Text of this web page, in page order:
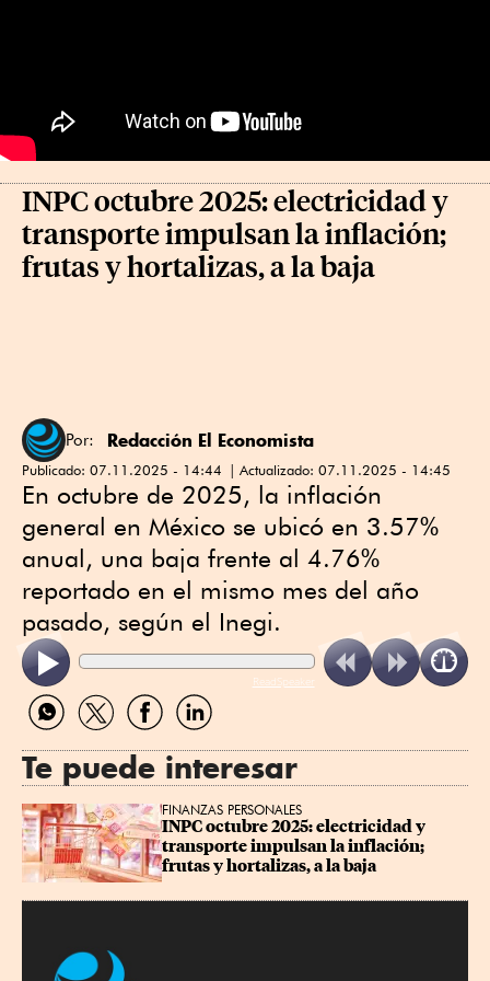
INPC octubre 2025: electricidad y
transporte impulsan la inflación;
frutas y hortalizas, a la baja
Por: Redacción El Economista
Publicado: 07.11.2025 - 14:44 Actualizado: 07.11.2025 - 14:45
En octubre de 2025, la inflación
general en México se ubicó en 3.57%
anual, una baja frente al 4.76%
reportado en el mismo mes del año
pasado, según el Inegi.
ReadSpeaker
Compartir
por
Compartir
por
Compartir
por
Compartir
por
Te puede interesar
FINANZAS PERSONALES
INPC octubre 2025: electricidad y
transporte impulsan la inflación;
frutas y hortalizas, a la baja